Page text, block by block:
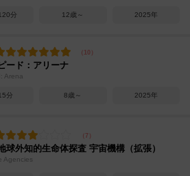
分 12歳～ 2025年
ード：アリーナ
Arena
分 8歳～ 2025年
球外知的生命体探査 宇宙機構（拡張）
Agencies